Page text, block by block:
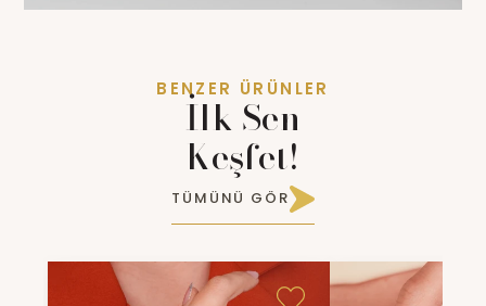
BENZER ÜRÜNLER
İlk Sen
Keşfet!
TÜMÜNÜ GÖR